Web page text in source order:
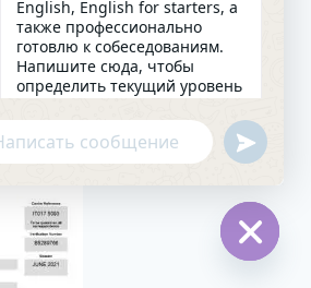
English, English for starters, а
также профессионально
готовлю к собеседованиям.
Напишите сюда, чтобы
определить текущий уровень
английского и составить
индивидуальный план
занятий. Какова главная цель
в изучении языка на
04:01